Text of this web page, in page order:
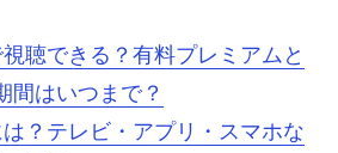
聴できる？有料プレミアムと
間はいつまで？
？テレビ・アプリ・スマホな